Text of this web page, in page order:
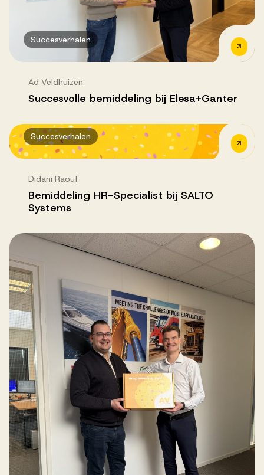
Succesverhalen
Ad Veldhuizen
Succesvolle bemiddeling bij Elesa+Ganter
Succesverhalen
Didani Raouf
Bemiddeling HR-Specialist bij SALTO
Systems